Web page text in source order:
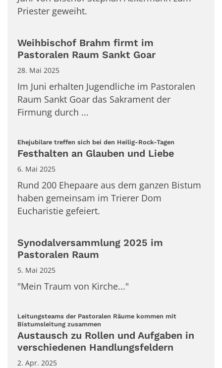
Priester geweiht.
Weihbischof Brahm firmt im
Pastoralen Raum Sankt Goar
28. Mai 2025
Im Juni erhalten Jugendliche im Pastoralen
Raum Sankt Goar das Sakrament der
Firmung durch ...
Ehejubilare treffen sich bei den Heilig-Rock-Tagen
Festhalten an Glauben und Liebe
6. Mai 2025
Rund 200 Ehepaare aus dem ganzen Bistum
haben gemeinsam im Trierer Dom
Eucharistie gefeiert.
Synodalversammlung 2025 im
Pastoralen Raum
5. Mai 2025
"Mein Traum von Kirche..."
Leitungsteams der Pastoralen Räume kommen mit
Bistumsleitung zusammen
Austausch zu Rollen und Aufgaben in
verschiedenen Handlungsfeldern
2. Apr. 2025